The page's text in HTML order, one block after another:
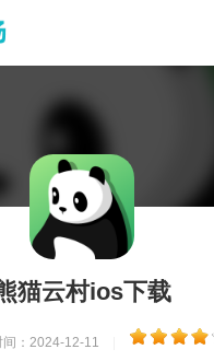
猫云村ios下载
间：2024-12-11